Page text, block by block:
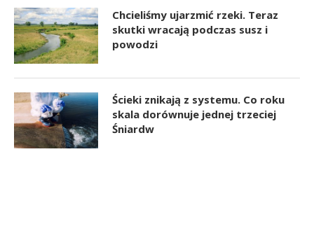
Chcieliśmy ujarzmić rzeki. Teraz
skutki wracają podczas susz i
powodzi
Ścieki znikają z systemu. Co roku
skala dorównuje jednej trzeciej
Śniardw